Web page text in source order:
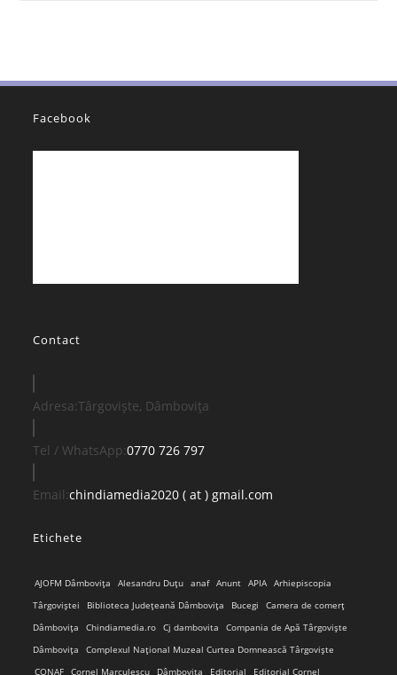
Facebook
Contact
Adresa:Târgoviște, Dâmbovița
Tel / WhatsApp:0770 726 797Opens
your
Email:chindiamedia2020 ( at ) gmail.com
Etichete
AJOFM Dâmbovița Alesandru Duțu anaf Anunt APIA Arhiepiscopia
Târgoviștei
Biblioteca Județeană Dâmbovița Bucegi
Camera de comerț
Dâmbovița
Chindiamedia.ro Cj dambovita
Compania de Apă Târgoviște
Dâmbovița
Complexul Național Muzeal Curtea Domnească Târgoviște
CONAF
Cornel Marculescu Dâmbovița Editorial Editorial Cornel